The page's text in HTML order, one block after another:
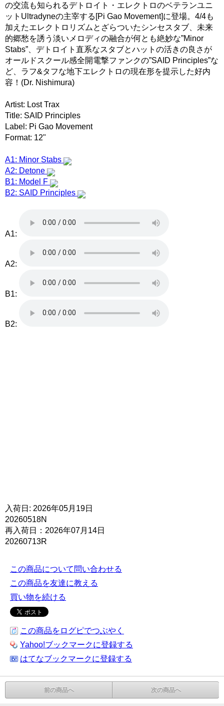
の交流も知られるデトロイト・エレクトロのベテランユニ
ットUltradyneの主宰する[Pi Gao Movement]に登場。4/4も
加えたエレクトロリズムとざらついたシンセスタブ、未来
的郷愁を誘う淡いメロディの融合が何とも絶妙な”Minor
Stabs”、デトロイト直系なスタブとハットの活きの良さが
オールドスクール感全開電撃ファンクの”SAID Principles”な
ど、ラフ&タフな地下エレクトロの現在形を提示した好内
容！(Dr. Nishimura)
Artist: Lost Trax
Title: SAID Principles
Label: Pi Gao Movement
Format: 12"
A1: Minor Stabs
A2: Detone
B1: Model F
B2: SAID Principles
A1:
A2:
B1:
B2:
入荷日: 2026年05月19日
20260518N
再入荷日：2026年07月14日
20260713R
この商品について問い合わせる
この商品を友達に教える
買い物を続ける
この商品をログピでつぶやく
Yahoo!ブックマークに登録する
はてなブックマークに登録する
前の商品へ 次の商品へ